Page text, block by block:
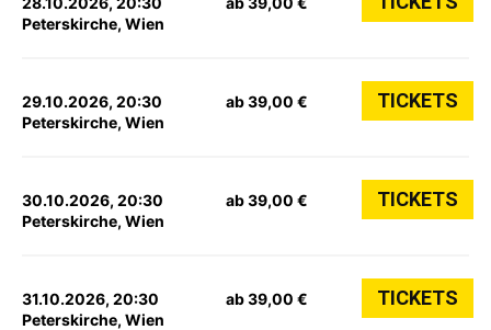
Peterskirche, Wien
29.10.2026, 20:30
Peterskirche, Wien
ab 39,00 € TICKETS
30.10.2026, 20:30
Peterskirche, Wien
ab 39,00 € TICKETS
31.10.2026, 20:30
Peterskirche, Wien
ab 39,00 € TICKETS